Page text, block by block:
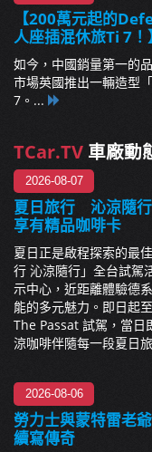
【200萬元起的
人座插混休旅Ti 7！】
如今，中國銷量第一的
市場英國推出一輛造型
7。...
TCar.TV 車廠動
2026-08-07
夏日旅行 沁涼隨
享有精品咖啡卡
夏日正是啟程探索的最
行 沁涼隨行」全台試駕
示中心，近距離體驗德
能的多元魅力。即日起
The Passat 試駕，當日
涼咖啡伴隨每一段夏日
2026-08-06
勞力士與蒙特雷老
續寫傳奇